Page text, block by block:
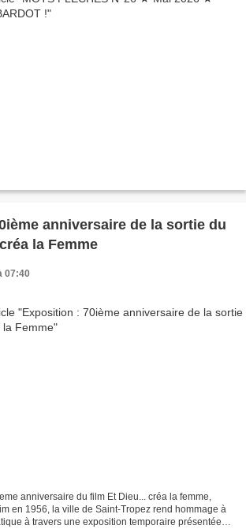
anniversaire de la sortie du
la Femme
07:40
anniversaire du film Et Dieu... créa la femme,
en 1956, la ville de Saint-Tropez rend hommage à
à travers une exposition temporaire présentée